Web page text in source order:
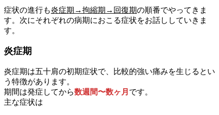
症状の進行も炎症期→拘縮期→回復期の順番でやってきま
す。次にそれぞれの病期におこる症状をお話ししていきま
す。
炎症期
炎症期は五十肩の初期症状で、比較的強い痛みを生じるとい
う特徴があります。
期間は発症してから数週間〜数ヶ月 です。
主な症状は